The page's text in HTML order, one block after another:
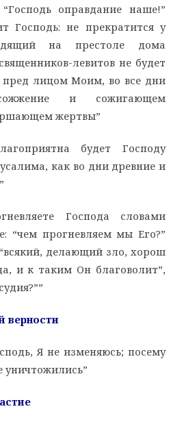
оправдание наше!”
Господь: не прекратится у
на престоле дома
левитов не будет
пред лицом Моим, во все дни
и сожигающем
жертвы”
будет Господу
как во дни древние и
Господа словами
“чем прогневляем мы Его?”
делающий зло, хорош
и к таким Он благоволит”,
верности
Я не изменяюсь; посему
уничтожились”